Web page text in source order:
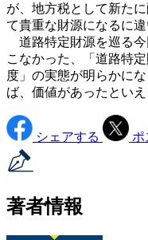
が、地方税として新た
て貴重な財源になるに違
道路特定財源を巡る今
こなかった、「道路特
度」の実態が明らかに
ば、価値があったといえ
シェアする ポ
著者情報